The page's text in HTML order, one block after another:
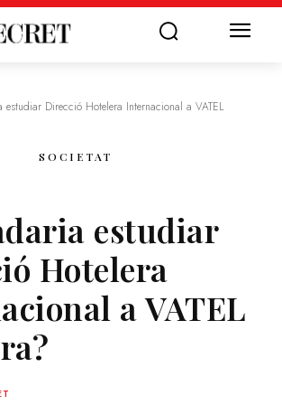
estudiar Direcció Hotelera Internacional a VATEL
SOCIETAT
estudiar
Hotelera
a VATEL